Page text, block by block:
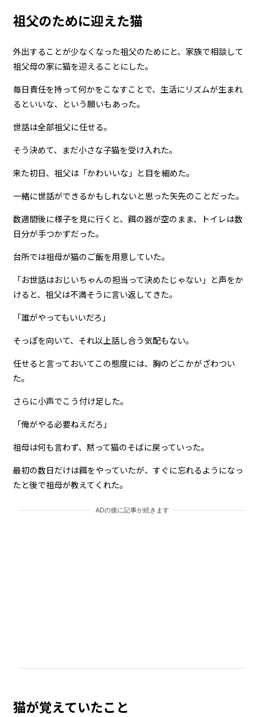
祖父のために迎えた猫
外出することが少なくなった祖父のためにと、家族で相談して
祖父母の家に猫を迎えることにした。
毎日責任を持って何かをこなすことで、生活にリズムが生まれ
るといいな、という願いもあった。
世話は全部祖父に任せる。
そう決めて、まだ小さな子猫を受け入れた。
来た初日、祖父は「かわいいな」と目を細めた。
一緒に世話ができるかもしれないと思った矢先のことだった。
数週間後に様子を見に行くと、餌の器が空のまま、トイレは数
日分が手つかずだった。
台所では祖母が猫のご飯を用意していた。
「お世話はおじいちゃんの担当って決めたじゃない」と声をか
けると、祖父は不満そうに言い返してきた。
「誰がやってもいいだろ」
そっぽを向いて、それ以上話し合う気配もない。
任せると言っておいてこの態度には、胸のどこかがざわつい
た。
さらに小声でこう付け足した。
「俺がやる必要ねえだろ」
祖母は何も言わず、黙って猫のそばに戻っていった。
最初の数日だけは餌をやっていたが、すぐに忘れるようになっ
たと後で祖母が教えてくれた。
ADの後に記事が続きます
猫が覚えていたこと